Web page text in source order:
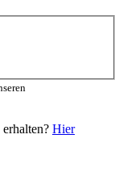
Hier